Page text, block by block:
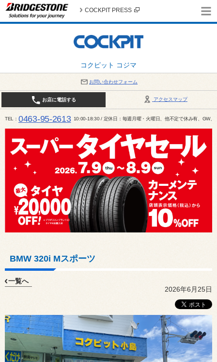
コクピット コジマ
COCKPIT PRESS
お問い合わせフォーム
アクセスマップ
お店に電話する
TEL 0463-95-2613 10:00-18:30 / 定休日：毎週月曜・火曜日、他不定で休み有、GW、
BMW 320i Mスポーツ
一覧へ
2026年6月25日